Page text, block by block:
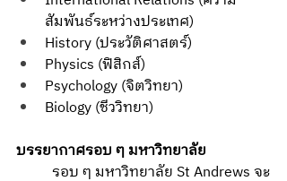
สัมพันธ์ระหว่างประเทศ)
History (ประวัติศาสตร์)
Physics (ฟิสิกส์)
Psychology (จิตวิทยา)
Biology (ชีววิทยา)
บรรยากาศรอบ ๆ มหาวิทยาลัย